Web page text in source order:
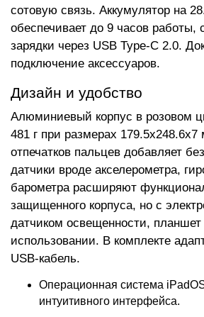
сотовую связь. Аккумулятор на
обеспечивает до 9 часов работы,
зарядки через USB Type-C 2.0.
подключение аксессуаров.
Дизайн и удобство
Алюминиевый корпус в розовом
481 г при размерах
отпечатков пальцев добавляет
датчики вроде акселерометра,
барометра расширяют
защищенного корпуса, но с
датчиком освещенности, планшет
использовании. В комплекте
USB-кабель.
Операционная система
интуитивного интерфейса.